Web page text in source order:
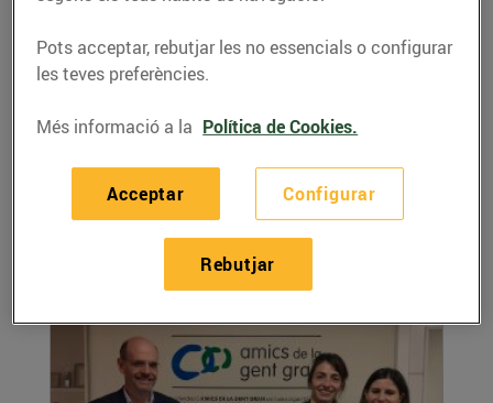
recapta 65.000€ per l’esclerosi múltiple
Els supermercats Bonpreu i Esclat han
col·laborat amb la Fundació Esclerosi Múltiple
Pots acceptar, rebutjar les no essencials o configurar
les teves preferències.
Més informació a la Política de Cookies.
Configurar
Rebutjar
Acceptar